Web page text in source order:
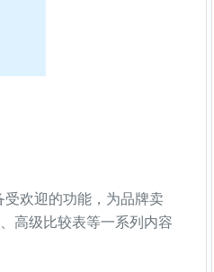
欢迎的功能，为品牌卖
高级比较表等一系列内容